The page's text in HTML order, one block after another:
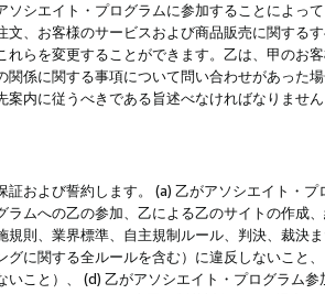
ソシエイト・プログラムに参加することによっ
文、お客様のサービスおよび商品販売に関する
れらを変更することができます。乙は、甲のお
関係に関する事項について問い合わせがあった
案内に従うべきである旨述べなければなりませ
証および誓約します。 (a) 乙がアソシエイト・
ラムへの乙の参加、乙による乙のサイトの作成
規則、業界標準、自主規制ルール、判決、裁決
グに関する全ルールを含む）に違反しないこと
いこと）、 (d) 乙がアソシエイト・プログラム